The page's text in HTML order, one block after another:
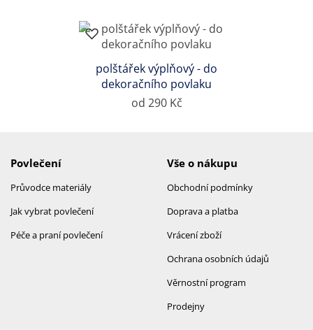
polštářek výplňový - do
dekoračního povlaku
od 290 Kč
Povlečení
Průvodce materiály
Jak vybrat povlečení
Péče a praní povlečení
Vše o nákupu
Obchodní podmínky
Doprava a platba
Vrácení zboží
Ochrana osobních údajů
Věrnostní program
Prodejny